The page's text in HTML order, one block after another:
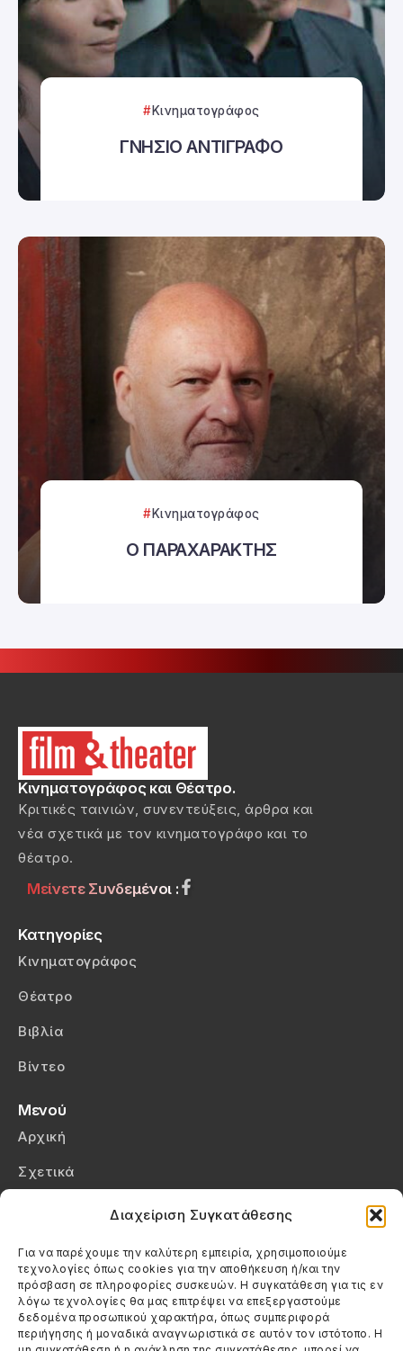
Διαχείριση Συγκατάθεσης
Για να παρέχουμε την καλύτερη εμπειρία, χρησιμοποιούμε
τεχνολογίες όπως cookies για την αποθήκευση ή/και την
πρόσβαση σε πληροφορίες συσκευών. Η συγκατάθεση για τις εν
λόγω τεχνολογίες θα μας επιτρέψει να επεξεργαστούμε
δεδομένα προσωπικού χαρακτήρα, όπως συμπεριφορά
περιήγησης ή μοναδικά αναγνωριστικά σε αυτόν τον ιστότοπο. Η
Κινηματογράφος
ΓΝΗΣΙΟ ΑΝΤΙΓΡΑΦΟ
Κινηματογράφος
Ο ΠΑΡΑΧΑΡΑΚΤΗΣ
Κινηματογράφος και Θέατρο.
Κριτικές ταινιών, συνεντεύξεις, άρθρα και
νέα σχετικά με τον κινηματογράφο και το
θέατρο.
Μείνετε Συνδεμένοι :
Κατηγορίες
Κινηματογράφος
Θέατρο
Βιβλία
Βίντεο
Μενού
Αρχική
Σχετικά
Πολιτική Cookies (ΕΕ)
Στοιχεία Επικοινωνίας
Καλεσέ μας